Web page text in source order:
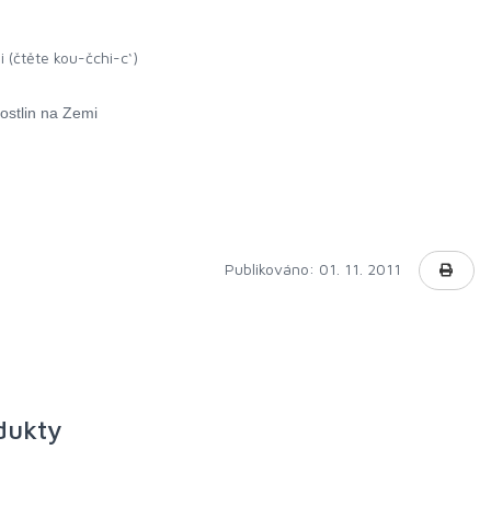
(čtěte kou-čchi-c‘)
na Zemi
Publikováno: 01. 11. 2011